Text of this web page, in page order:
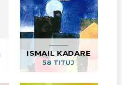
ISMAIL KADARE
58 TITUJ